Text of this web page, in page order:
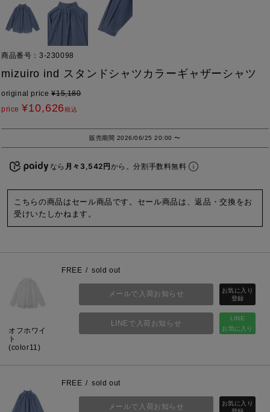
商品番号 3-230098
mizuiro ind スタンドシャツカラーギャザーシャツ
original price ¥15,180
price ¥10,626税込
販売期間 2026/06/25 20:00〜
なら 月々3,542円から。分割手数料無料
こちらの商品はセール商品です。セール商品は、返品・交換をお
受けいたしかねます。
オフホワイ
ト
(color11)
FREE sold out
LINE
お気に入り
メールで入荷お知らせ
LINEで入荷お知らせ
FREE sold out
メールで入荷お知らせ